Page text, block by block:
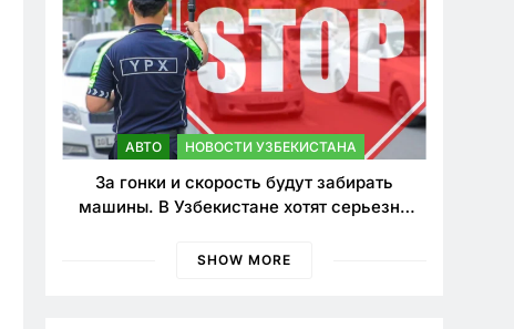
АВТО НОВОСТИ УЗБЕКИСТАНА
За гонки и скорость будут забирать
машины. В Узбекистане хотят серьезно
SHOW MORE